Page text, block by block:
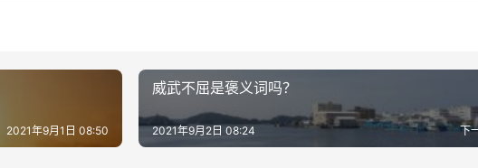
2021年9月1日 08:50
威武不屈是褒义词吗？
下
2021年9月2日 08:24